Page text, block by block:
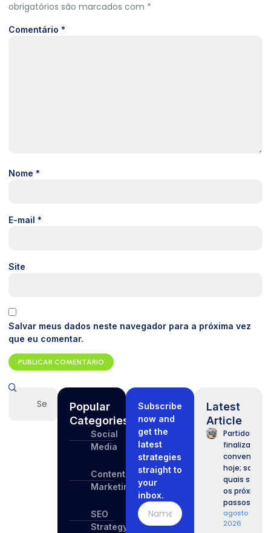
obrigatórios são marcados com *
Comentário *
Nome *
E-mail *
Site
Salvar meus dados neste navegador para a próxima vez
que eu comentar.
Popular
Categories
Social
Media
Content
Marketing
SEO
Strategy
Subscribe
now and
get the
latest
strategies
straight to
your
inbox.
Latest
Article
Partidos
finalizam
convenções
hoje; saiba
quais serão
os próximos
passos.
agosto 7,
2026